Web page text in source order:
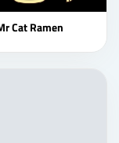
Cat Ramen